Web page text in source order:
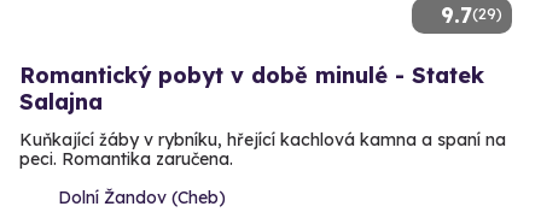
9.7(29)
Romantický pobyt v době minulé - Statek
Salajna
Kuňkající žáby v rybníku, hřející kachlová kamna a spaní na
peci. Romantika zaručena.
Dolní Žandov (Cheb)